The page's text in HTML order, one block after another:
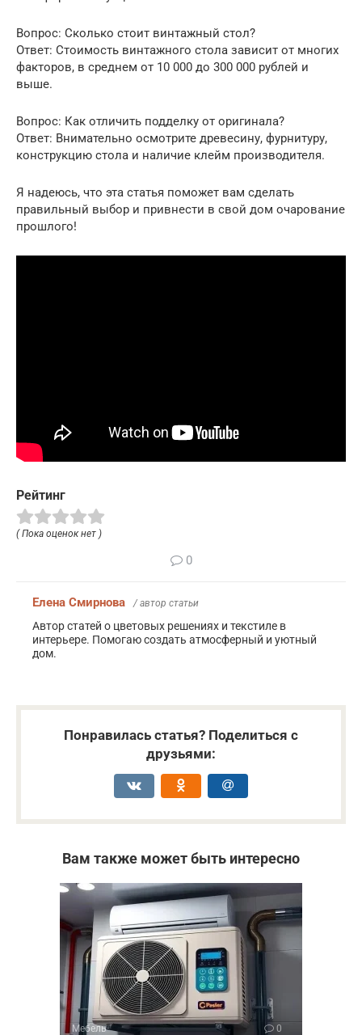
Вопрос: Сколько стоит винтажный стол?
Ответ: Стоимость винтажного стола зависит от многих
факторов, в среднем от 10 000 до 300 000 рублей и
выше.
Вопрос: Как отличить подделку от оригинала?
Ответ: Внимательно осмотрите древесину, фурнитуру,
конструкцию стола и наличие клейм производителя.
Я надеюсь, что эта статья поможет вам сделать
правильный выбор и привнести в свой дом очарование
прошлого!
Рейтинг
( Пока оценок нет )
0
Елена Смирнова / автор статьи
Автор статей о цветовых решениях и текстиле в
интерьере. Помогаю создать атмосферный и уютный
дом.
Понравилась статья? Поделиться с
друзьями:
Вам также может быть интересно
Мебель 0